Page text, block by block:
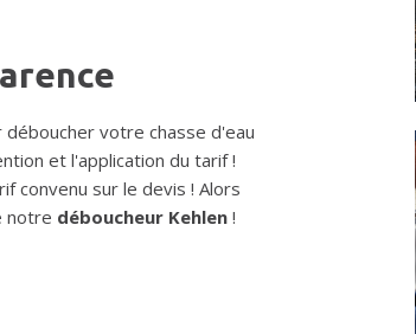
déboucher votre chasse d'eau
et l'application du tarif !
convenu sur le devis ! Alors
notre déboucheur Kehlen !